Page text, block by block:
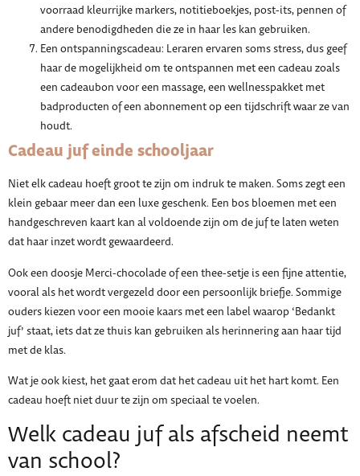
voorraad kleurrijke markers, notitieboekjes, post-its, pennen of
andere benodigdheden die ze in haar les kan gebruiken.
Een ontspanningscadeau: Leraren ervaren soms stress, dus geef
haar de mogelijkheid om te ontspannen met een cadeau zoals
een cadeaubon voor een massage, een wellnesspakket met
badproducten of een abonnement op een tijdschrift waar ze van
houdt.
Cadeau juf einde schooljaar
Niet elk cadeau hoeft groot te zijn om indruk te maken. Soms zegt een
klein gebaar meer dan een luxe geschenk. Een bos bloemen met een
handgeschreven kaart kan al voldoende zijn om de juf te laten weten
dat haar inzet wordt gewaardeerd.
Ook een doosje Merci-chocolade of een thee-setje is een fijne attentie,
vooral als het wordt vergezeld door een persoonlijk briefje. Sommige
ouders kiezen voor een mooie kaars met een label waarop ‘Bedankt
juf’ staat, iets dat ze thuis kan gebruiken als herinnering aan haar tijd
met de klas.
Wat je ook kiest, het gaat erom dat het cadeau uit het hart komt. Een
cadeau hoeft niet duur te zijn om speciaal te voelen.
Welk cadeau juf als afscheid neemt
van school?